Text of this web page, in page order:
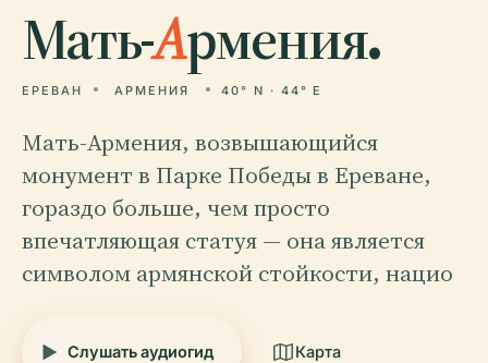
Мать-Армения.
ЕРЕВАН АРМЕНИЯ 40° N · 44° E
Мать-Армения, возвышающийся
монумент в Парке Победы в Ереване,
гораздо больше, чем просто
впечатляющая статуя — она является
символом армянской стойкости, нацио
Слушать аудиогид Карта